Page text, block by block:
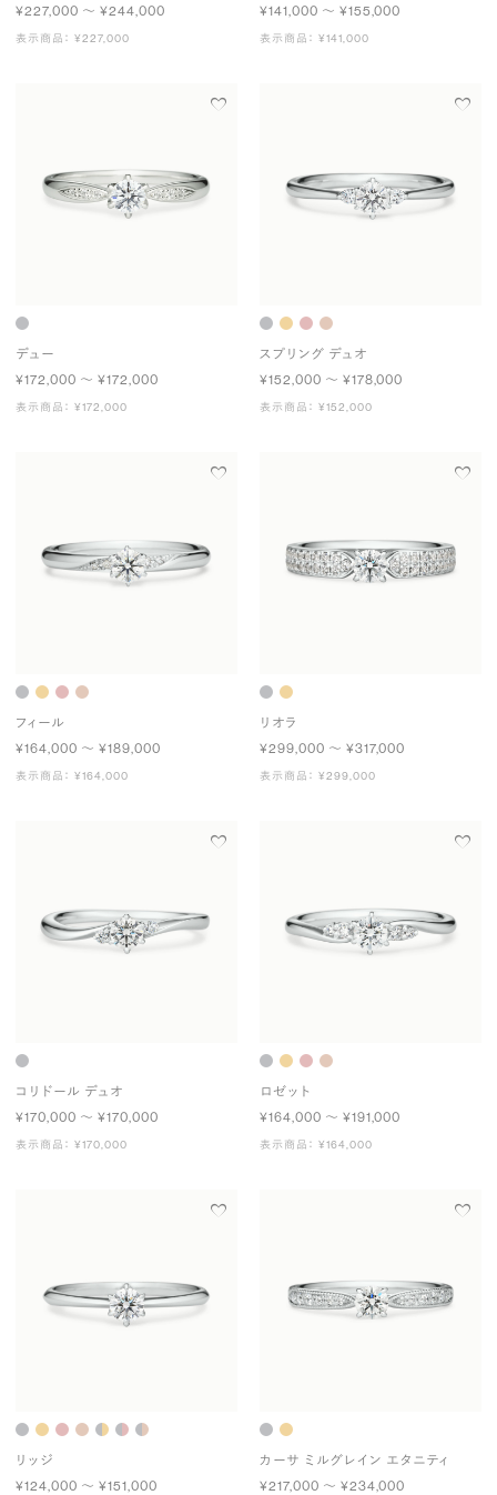
¥227,000 〜 ¥244,000
表示商品： ¥227,000
¥141,000 〜 ¥155,000
表示商品： ¥141,000
デュー
¥172,000 〜 ¥172,000
表示商品： ¥172,000
スプリング デュオ
¥152,000 〜 ¥178,000
表示商品： ¥152,000
フィール
¥164,000 〜 ¥189,000
表示商品： ¥164,000
リオラ
¥299,000 〜 ¥317,000
表示商品： ¥299,000
コリドール デュオ
¥170,000 〜 ¥170,000
表示商品： ¥170,000
ロゼット
¥164,000 〜 ¥191,000
表示商品： ¥164,000
リッジ
¥124,000 〜 ¥151,000
カーサ ミルグレイン エタニティ
¥217,000 〜 ¥234,000